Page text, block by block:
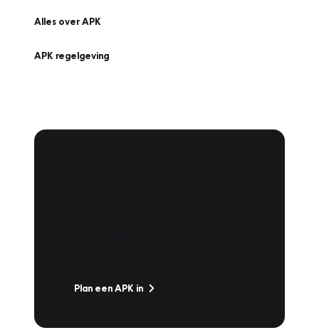
Alles over APK
APK regelgeving
Plan een APK in